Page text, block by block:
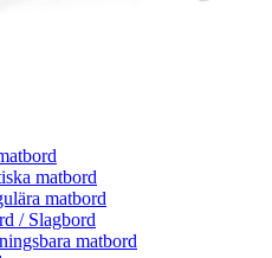
matbord
matbord
/ Slagbord
matbord